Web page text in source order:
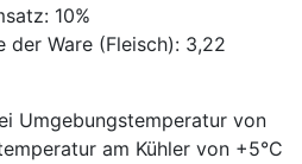
10%
der Ware (Fleisch): 3,22
Umgebungstemperatur von
am Kühler von +5°C